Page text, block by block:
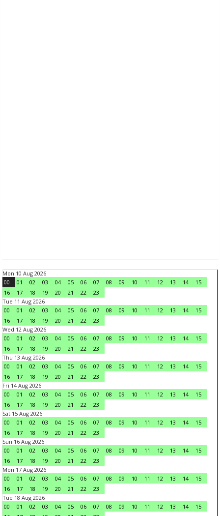
Mon 10 Aug 2026
00
01 02 03 04 05 06 07 08 09 10 11 12 13 14
15
16
17 18 19 20 21 22
23
Tue 11 Aug 2026
00
01 02 03 04 05 06 07 08 09 10 11 12 13 14
15
16
17 18 19 20 21 22
23
Wed 12 Aug 2026
00
01 02 03 04 05 06 07 08 09 10 11 12 13 14
15
16
17 18 19 20 21 22
23
Thu 13 Aug 2026
00
01 02 03 04 05 06 07 08 09 10 11 12 13 14
15
16
17 18 19 20 21 22
23
Fri 14 Aug 2026
00
01 02 03 04 05 06 07 08 09 10 11 12 13 14
15
16
17 18 19 20 21 22
23
Sat 15 Aug 2026
00
01 02 03 04 05 06 07 08 09 10 11 12 13 14
15
16
17 18 19 20 21 22
23
Sun 16 Aug 2026
00
01 02 03 04 05 06 07 08 09 10 11 12 13 14
15
16
17 18 19 20 21 22
23
Mon 17 Aug 2026
00
01 02 03 04 05 06 07 08 09 10 11 12 13 14
15
16
17 18 19 20 21 22
23
Tue 18 Aug 2026
00
01 02 03 04 05 06 07 08 09 10 11 12 13 14
15